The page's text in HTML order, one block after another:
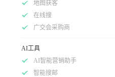
地图获客
在线搜
广交会采购商
AI工具
AI智能营销助手
智能搜邮